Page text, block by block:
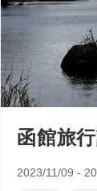
函館旅
2023/11/09 -